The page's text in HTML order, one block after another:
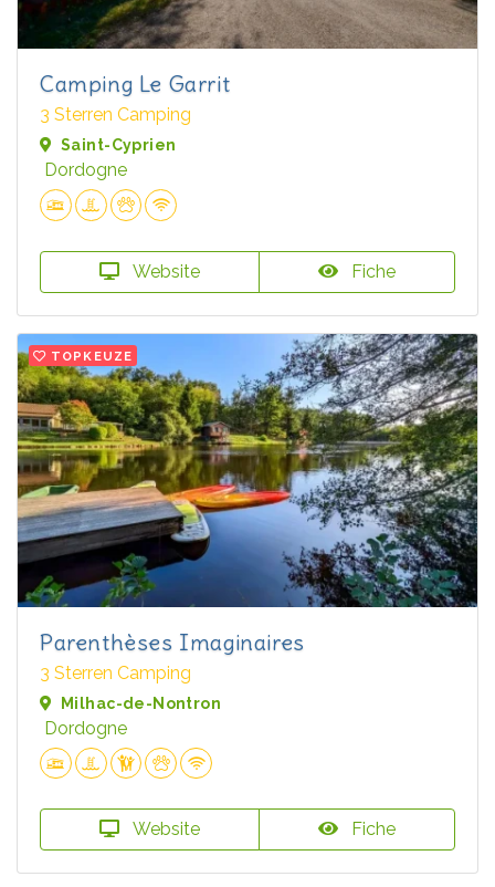
Camping Le Garrit
3 Sterren Camping
Saint-Cyprien
Dordogne
Website Fiche
TOPKEUZE
Parenthèses Imaginaires
3 Sterren Camping
Milhac-de-Nontron
Dordogne
Website Fiche